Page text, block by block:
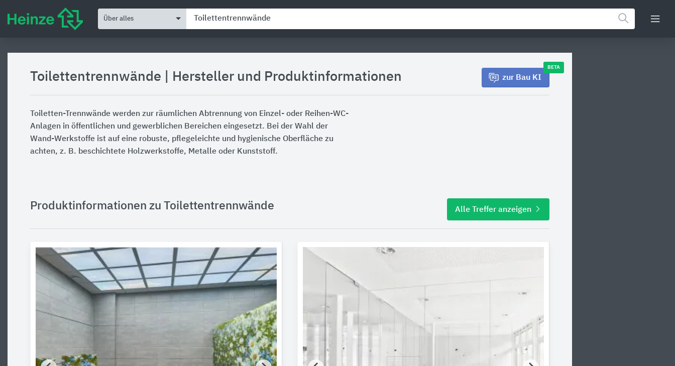
Über alles
Toilettentrennwände Hersteller und Produktinformationen zur Bau KI
BETA
Toiletten-Trennwände werden zur räumlichen Abtrennung von Einzel- oder Reihen-WC-
Anlagen in öffentlichen und gewerblichen Bereichen eingesetzt. Bei der Wahl der
Wand-Werkstoffe ist auf eine robuste, pflegeleichte und hygienische Oberfläche zu
achten, z. B. beschichtete Holzwerkstoffe, Metalle oder Kunststoff.
Produktinformationen zu Toilettentrennwände Alle Treffer anzeigen